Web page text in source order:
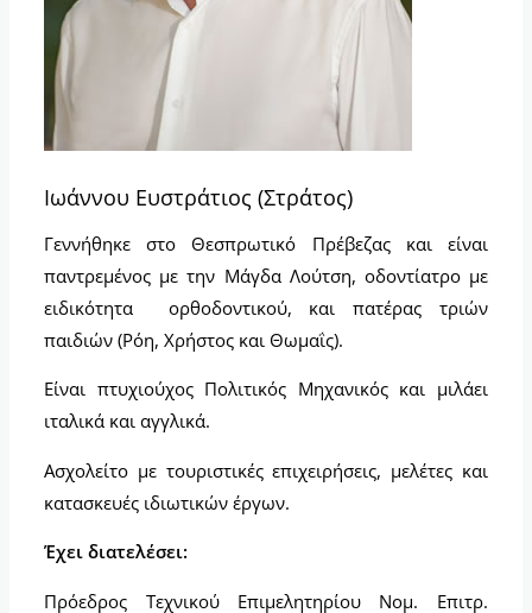
Ιωάννου Ευστράτιος (Στράτος)
Γεννήθηκε στο Θεσπρωτικό Πρέβεζας και είναι
παντρεμένος με την Μάγδα Λούτση, οδοντίατρο με
ειδικότητα ορθοδοντικού, και πατέρας τριών
παιδιών (Ρόη, Χρήστος και Θωμαΐς).
Είναι πτυχιούχος Πολιτικός Μηχανικός και μιλάει
ιταλικά και αγγλικά.
Ασχολείτο με τουριστικές επιχειρήσεις, μελέτες και
κατασκευές ιδιωτικών έργων.
Έχει διατελέσει:
Πρόεδρος Τεχνικού Επιμελητηρίου Νομ. Επιτρ.